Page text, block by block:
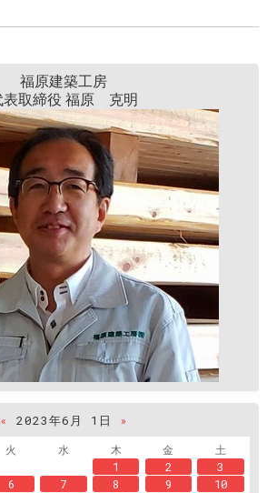
福原建築工房
表取締役 福原 克明
« 2023年6月 1日
»
火 水 木 金
土
1
2
3
6 7 8 9
10